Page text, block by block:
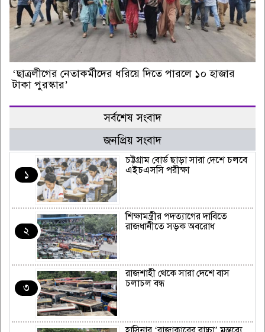
‘ছাত্রলীগের নেতাকর্মীদের ধরিয়ে দিতে পারলে ১০ হাজার
টাকা পুরস্কার’
সর্বশেষ সংবাদ
জনপ্রিয় সংবাদ
১
চট্টগ্রাম বোর্ড ছাড়া সারা দেশে চলবে
এইচএসসি পরীক্ষা
২
শিক্ষামন্ত্রীর পদত্যাগের দাবিতে
রাজধানীতে সড়ক অবরোধ
৩
রাজশাহী থেকে সারা দেশে বাস
চলাচল বন্ধ